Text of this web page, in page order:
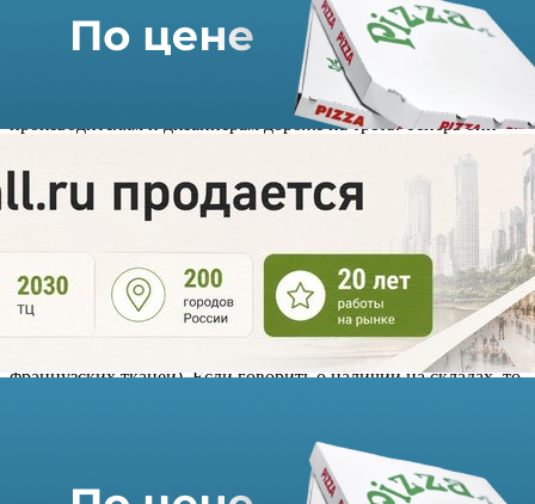
31.03.2023 г. в 10:40
Ткани из Европы теперь обходятся отечественным
производителям и дизайнерам дороже на треть. Теперь они
Поставщики объясняют рост цен сложностями с логистикой:
транспортные расходы увеличились минимум в два раза
(например, стоимость доставки одной фуры из столицы
Франции в Москву составляет от 0,5 млн рублей). Но также на
удорожание повлияла и инфляция.
Галина Юдашкина, креативный директор Дома моды
ValentinYudashkin, рассказала: «Закупка тканей стала намного
сложнее, если это касается дорогого сырья (итальянских,
позиций, которые мы не можем найти в Москве, так как их